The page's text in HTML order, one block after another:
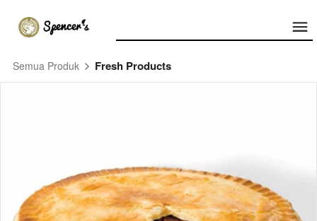
Semua Produk Fresh Products